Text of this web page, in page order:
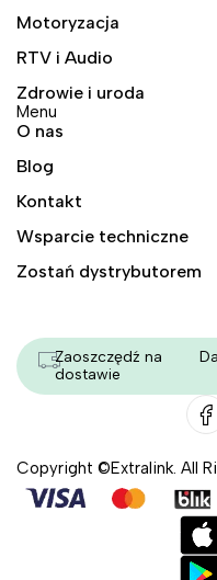
Motoryzacja
RTV i Audio
Zdrowie i uroda
Menu
O nas
Blog
Kontakt
Wsparcie techniczne
Zostań dystrybutorem
Zaoszczędź na
dostawie
Copyright ©Extralink. All